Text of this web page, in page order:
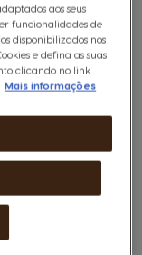
equipa de apoio
da
alguns
fácil, basta
de início em
aos seus
funcionalidades de
disponibilizados nos
e defina as suas
clicando no link
Mais informações